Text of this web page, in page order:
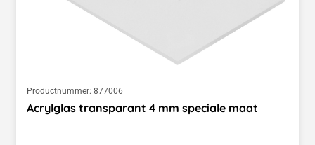
Productnummer: 877006
Acrylglas transparant 4 mm speciale maat